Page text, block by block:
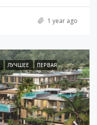
1 year ago
ЛУЧШЕЕ
ПЕРВАЯ